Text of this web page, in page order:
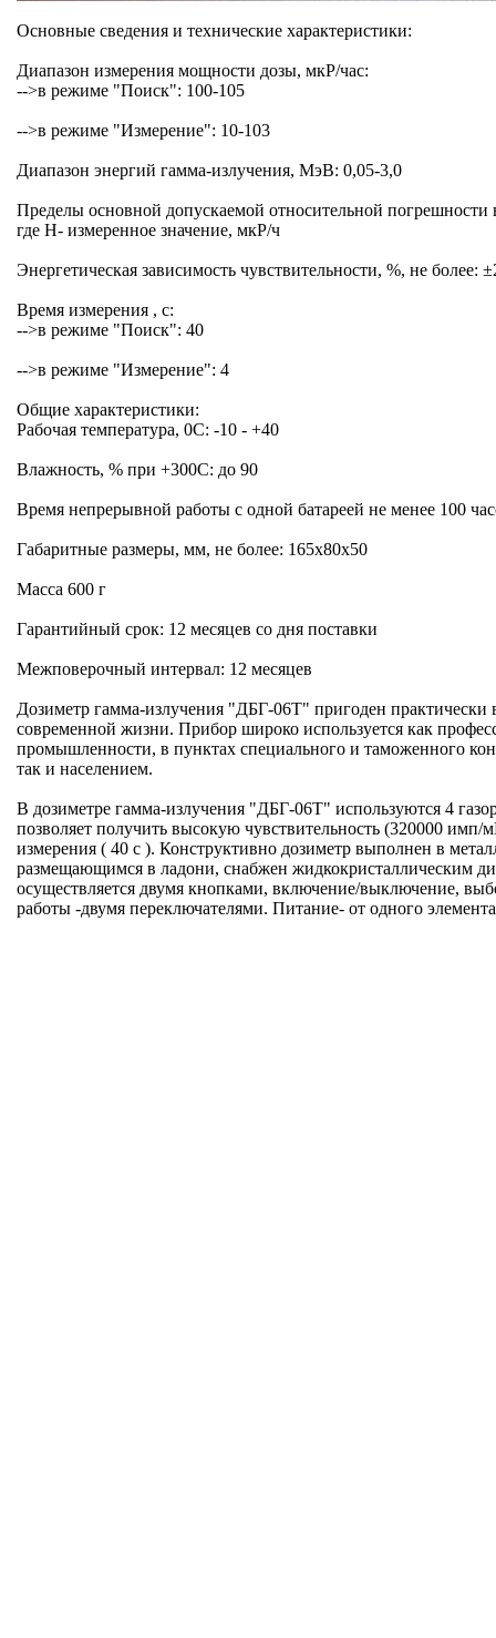
Основные сведения и технические характеристики:
Диапазон измерения мощности дозы, мкР/час:
-->в режиме "Поиск": 100-105
-->в режиме "Измерение": 10-103
Диапазон энергий гамма-излучения, МэВ: 0,05-3,0
Пределы основной допускаемой относительной
Энергетическая зависимость чувствительности, %, не более:
Время измерения , с:
-->в режиме "Поиск": 40
-->в режиме "Измерение": 4
Общие характеристики:
Рабочая температура, 0С: -10 - +40
Влажность, % при +300С: до 90
Время непрерывной работы с одной батареей не менее 100
Габаритные размеры, мм, не более: 165х80х50
Масса 600 г
Гарантийный срок: 12 месяцев со дня поставки
Межповерочный интервал: 12 месяцев
Дозиметр гамма-излучения "ДБГ-06Т" пригоден
современной жизни. Прибор широко используется как
промышленности, в пунктах специального и таможенного
В дозиметре гамма-излучения "ДБГ-06Т" используются 4
позволяет получить высокую чувствительность (320000
измерения ( 40 с ). Конструктивно дозиметр выполнен в
размещающимся в ладони, снабжен жидкокристаллическим
осуществляется двумя кнопками, включение/выключение,